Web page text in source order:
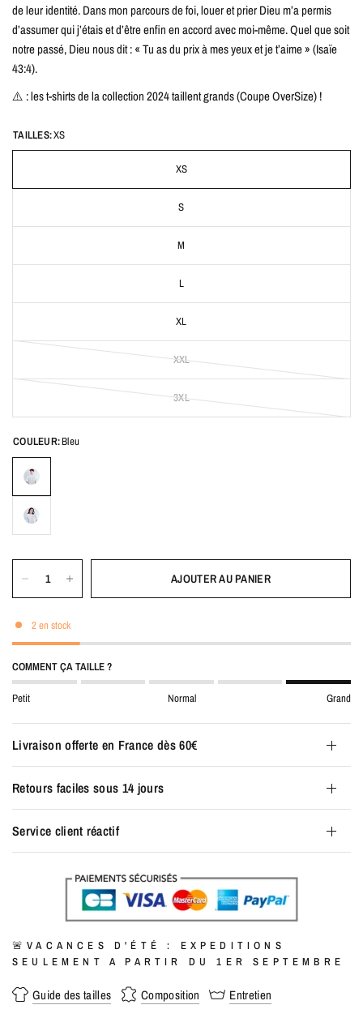
de leur identité. Dans mon parcours de foi, louer et prier Dieu m’a permis
d’assumer qui j’étais et d’être enfin en accord avec moi-même. Quel que soit
notre passé, Dieu nous dit : « Tu as du prix à mes yeux et je t’aime » (Isaïe
43:4).
⚠️ : les t-shirts de la collection 2024 taillent grands (Coupe OverSize) !
TAILLES:XS
XS
S
M
L
XL
XXL
3XL
COULEUR:Bleu
AJOUTER AU PANIER
2 en stock
COMMENT ÇA TAILLE ?
Petit Normal Grand
Livraison offerte en France dès 60€
Retours faciles sous 14 jours
Service client réactif
🚨VACANCES D'ÉTÉ : EXPEDITIONS
SEULEMENT A PARTIR DU 1ER SEPTEMBRE
Guide des tailles Composition Entretien